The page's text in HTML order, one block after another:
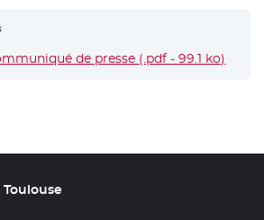
de presse (.pdf - 99.1 ko)